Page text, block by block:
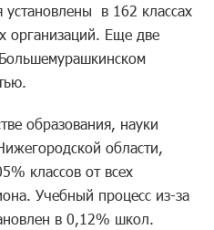
установлены в 162 классах
организаций. Еще две
образования, науки
области,
классов от всех
Учебный процесс из-за
в 0,12% школ.